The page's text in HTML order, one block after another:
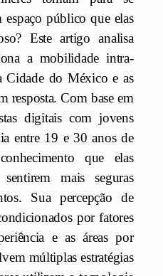
espaço público que elas
Este artigo analisa
a mobilidade intra-
Cidade do México e as
resposta. Com base em
digitais com jovens
entre 19 e 30 anos de
que elas
mais seguras
Sua percepção de
por fatores
e as áreas por
múltiplas estratégias